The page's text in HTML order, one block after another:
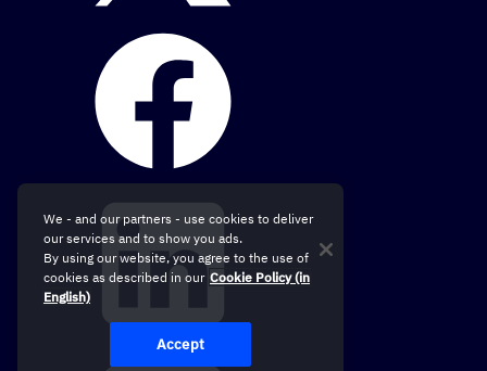
We - and our partners - use cookies to deliver
our services and to show you ads.
By using our website, you agree to the use of
cookies as described in our Cookie Policy (in
English)
Accept